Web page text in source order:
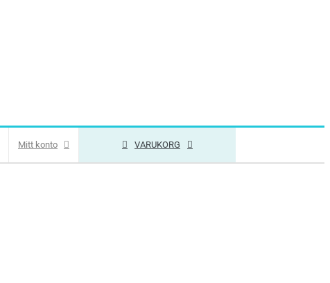
Mitt konto VARUKORG